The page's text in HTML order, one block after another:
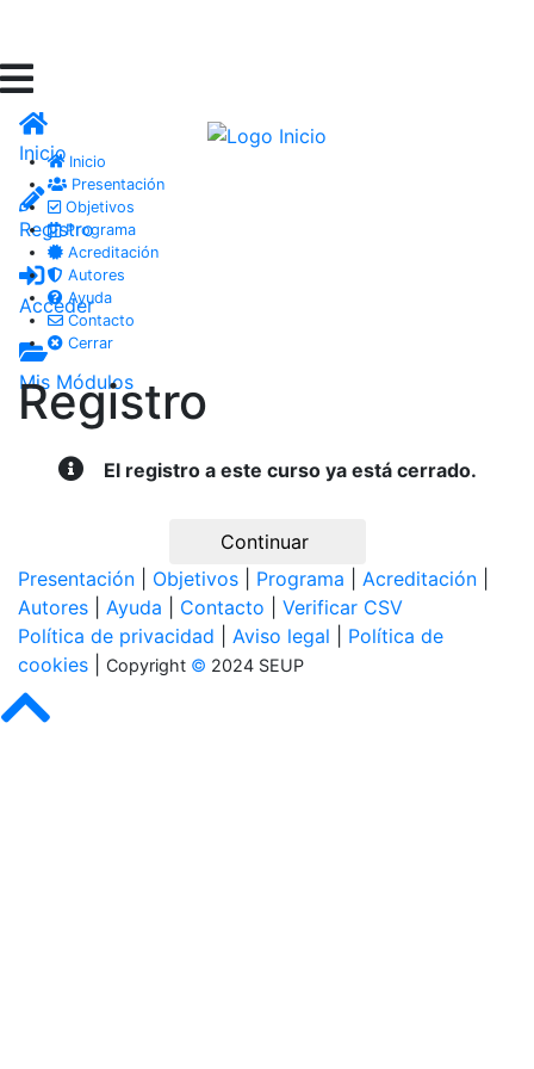
Inicio
Registro
Acceder
Mis Módulos
Inicio
Presentación
Objetivos
Programa
Acreditación
Autores
Ayuda
Contacto
Cerrar
Registro
El registro a este curso ya está cerrado.
Continuar
Presentación
Objetivos Programa Acreditación
Autores
Ayuda Contacto
Verificar CSV
Política de privacidad
Aviso legal
Política de
cookies
Copyright © 2024 SEUP